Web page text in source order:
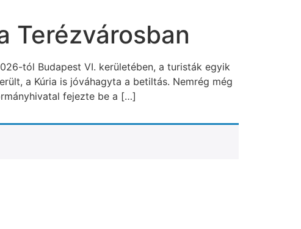
Terézvárosban
tól Budapest VI. kerületében, a turisták egyik
a Kúria is jóváhagyta a betiltás. Nemrég még
fejezte be a […]